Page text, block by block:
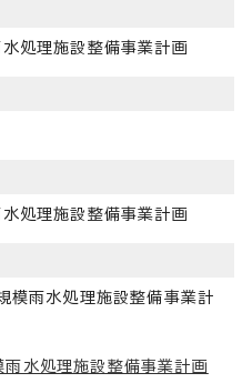
処理施設整備事業計画
処理施設整備事業計画
模雨水処理施設整備事業計
水処理施設整備事業計画